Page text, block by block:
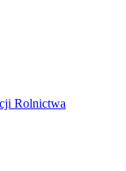
Rolnictwa